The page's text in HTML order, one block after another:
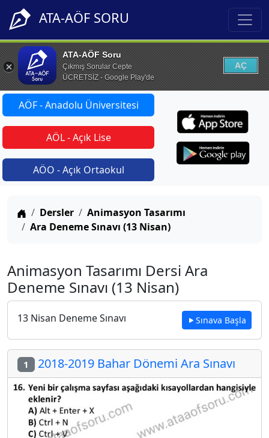
ATA-AÖF SORU
ATA-AÖF Soru
Çıkmış Sorular Cepte
ÜCRETSİZ - Google Play'de
AÇ
AÖF - Anadolu Üniversitesi
AÖL - Açık Lise
AÖO - Açık Ortaokul
Anasayfa
Dersler
Animasyon Tasarımı
Ara Deneme Sınavı (13 Nisan)
Animasyon Tasarımı Dersi Ara
Deneme Sınavı (13 Nisan)
13 Nisan Deneme Sınavı Sınava Başla
1 2018-2019 Bahar Dönemi Ara Sınavı